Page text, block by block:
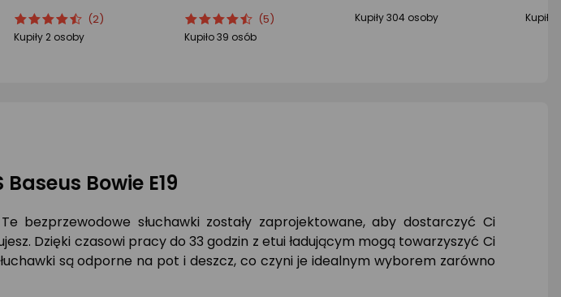
ocena
produktu
Ocena
produktu
(2)
Kupiły 2 osoby
ocena
produktu
Ocena
produktu
(5)
Kupiło 39 osób
ocena
Kupiły 304 osoby
ocena
Kupiło
Bowie E19
bezprzewodowe słuchawki zostały zaprojektowane, aby dostarczyć Ci
Dzięki czasowi pracy do 33 godzin z etui ładującym mogą towarzyszyć Ci
są odporne na pot i deszcz, co czyni je idealnym wyborem zarówno